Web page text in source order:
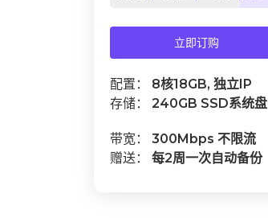
立即订购
配置： 8核18GB, 独立IP
存储： 240GB SSD系统盘
带宽： 300Mbps 不限流
赠送： 每2周一次自动备份